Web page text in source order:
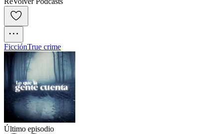
FicciónTrue crime
Último episodio